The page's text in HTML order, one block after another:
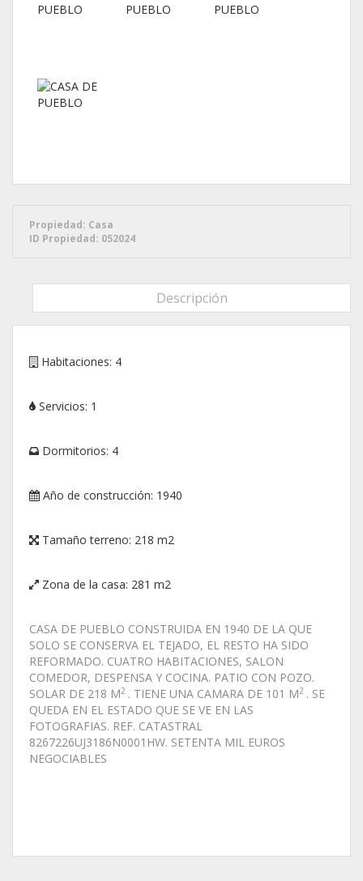
Propiedad: Casa
ID Propiedad: 052024
Descripción
Habitaciones: 4
Servicios: 1
Dormitorios: 4
Año de construcción: 1940
Tamaño terreno: 218 m2
Zona de la casa: 281 m2
CASA DE PUEBLO CONSTRUIDA EN 1940 DE LA QUE
SOLO SE CONSERVA EL TEJADO, EL RESTO HA SIDO
REFORMADO. CUATRO HABITACIONES, SALON
COMEDOR, DESPENSA Y COCINA. PATIO CON POZO.
SOLAR DE 218 M2 . TIENE UNA CAMARA DE 101 M2 . SE
QUEDA EN EL ESTADO QUE SE VE EN LAS
FOTOGRAFIAS. REF. CATASTRAL
8267226UJ3186N0001HW. SETENTA MIL EUROS
NEGOCIABLES